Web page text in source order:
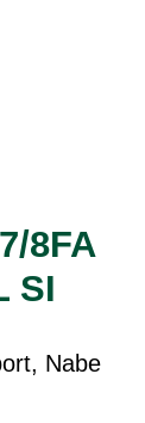
8FA
SI
Nabe